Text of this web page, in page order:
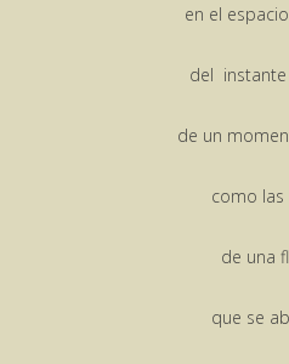
en el
del instante
de un
como las
de una
que se